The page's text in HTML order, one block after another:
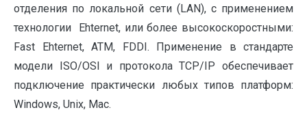
отделения по локальной сети (LAN), с применением
технологии Ehternet, или более высокоскоростными:
Fast Ehternet, ATM, FDDI. Применение в стандарте
модели ISO/OSI и протокола TCP/IP обеспечивает
подключение практически любых типов платформ:
Windows, Unix, Mac.